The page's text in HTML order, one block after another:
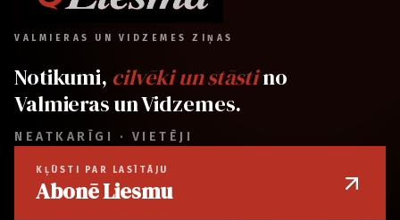
VALMIERAS UN VIDZEMES ZIŅAS
Notikumi, cilvēki un stāstino
Valmieras un Vidzemes.
NEATKARĪGI · VIETĒJI
KĻŪSTI PAR LASĪTĀJU
Abonē Liesmu